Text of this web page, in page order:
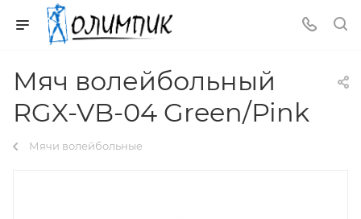
Мяч волейбольный
RGX-VB-04 Green/Pink
Мячи волейбольные